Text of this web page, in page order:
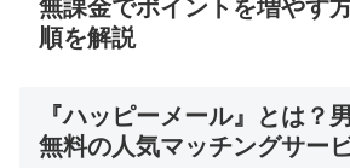
無課金でポイントを増やす
順を解説
『ハッピーメール』とは？
無料の人気マッチングサー